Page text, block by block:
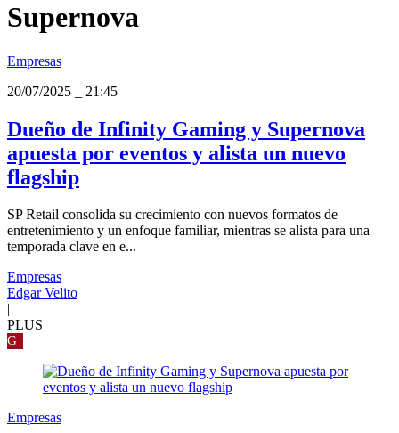
Supernova
Empresas
20/07/2025
21:45
Dueño de Infinity Gaming y Supernova
apuesta por eventos y alista un nuevo
flagship
SP Retail consolida su crecimiento con nuevos formatos de
entretenimiento y un enfoque familiar, mientras se alista para una
temporada clave en e...
Empresas
Edgar Velito
PLUS
G
Empresas